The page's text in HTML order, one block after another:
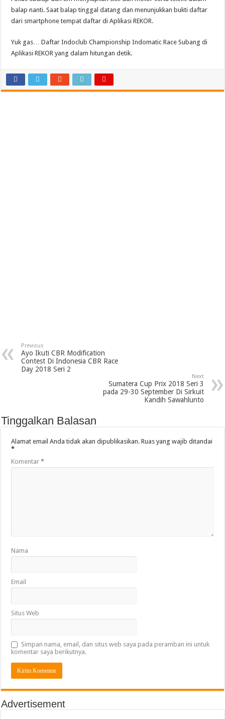
balap nanti. Saat balap tinggal datang dan menunjukkan bukti daftar
dari smartphone tempat daftar di Aplikasi REKOR.
Yuk gas… Daftar Indoclub Championship Indomatic Race Subang di
Aplikasi REKOR yang dalam hitungan detik.
Previous
Ayo Ikuti CBR Modification
Contest Di Indonesia CBR Race
Day 2018 Seri 2
Next
Sumatera Cup Prix 2018 Seri 3
pada 29-30 September Di Sirkuit
Kandih Sawahlunto
Tinggalkan Balasan
Alamat email Anda tidak akan dipublikasikan. Ruas yang wajib ditandai
*
Komentar*
Nama
Email
Situs Web
Simpan nama, email, dan situs web saya pada peramban ini untuk
komentar saya berikutnya.
Advertisement